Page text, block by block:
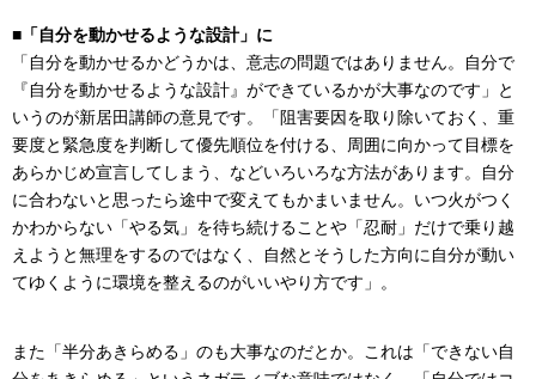
■ 「自分を動かせるような設計」に
「自分を動かせるかどうかは、意志の問題ではありません。自分で
『自分を動かせるような設計』ができているかが大事なのです」と
いうのが新居田講師の意見です。「阻害要因を取り除いておく、重
要度と緊急度を判断して優先順位を付ける、周囲に向かって目標を
あらかじめ宣言してしまう、などいろいろな方法があります。自分
に合わないと思ったら途中で変えてもかまいません。いつ火がつく
かわからない「やる気」を待ち続けることや「忍耐」だけで乗り越
えようと無理をするのではなく、自然とそうした方向に自分が動い
てゆくように環境を整えるのがいいやり方です」。
また「半分あきらめる」のも大事なのだとか。これは「できない自